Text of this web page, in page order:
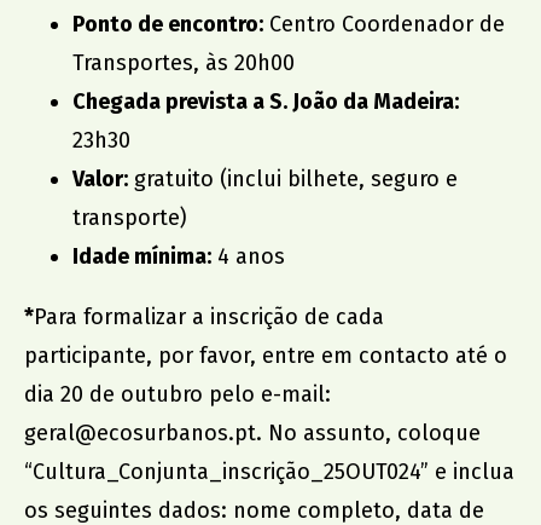
Ponto de encontro: Centro Coordenador de
Transportes, às 20h00
Chegada prevista a S. João da Madeira:
23h30
Valor: gratuito (inclui bilhete, seguro e
transporte)
Idade mínima: 4 anos
*Para formalizar a inscrição de cada
participante, por favor, entre em contacto até o
dia 20 de outubro pelo e-mail:
geral@ecosurbanos.pt. No assunto, coloque
“Cultura_Conjunta_inscrição_25OUT024” e inclua
os seguintes dados: nome completo, data de